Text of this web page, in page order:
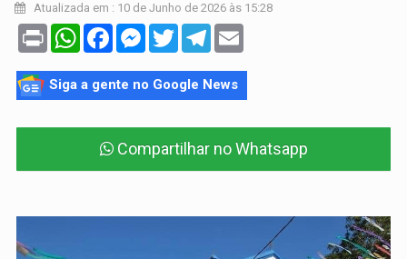
Atualizada em : 10 de Junho de 2026 às 15:28
Print WhatsAppFacebookMessenger
TwitterTelegram
Siga a gente no Google News
Compartilhar no Whatsapp